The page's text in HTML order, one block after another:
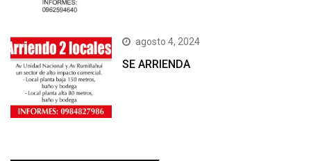
agosto 4, 2024
SE ARRIENDA